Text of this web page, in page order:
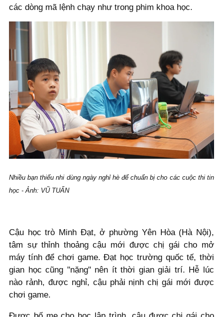
các dòng mã lệnh chạy như trong phim khoa học.
Nhiều bạn thiếu nhi dùng ngày nghỉ hè để chuẩn bị cho các cuộc thi tin
học - Ảnh: VŨ TUẤN
Cậu học trò Minh Đạt, ở phường Yên Hòa (Hà Nội),
tâm sự thỉnh thoảng cậu mới được chị gái cho mở
máy tính để chơi game. Đạt học trường quốc tế, thời
gian học cũng "nặng" nên ít thời gian giải trí. Hễ lúc
nào rảnh, được nghỉ, cậu phải nịnh chị gái mới được
chơi game.